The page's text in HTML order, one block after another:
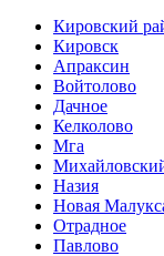
Кировский
Кировск
Апраксин
Войтолово
Дачное
Келколово
Мга
Назия
Новая
Отрадное
Павлово